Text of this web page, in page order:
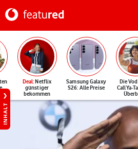
Deal: Netflix
günstiger
bekommen
Samsung Galaxy
S26: Alle Preise
Die
CallYa-
INHALT